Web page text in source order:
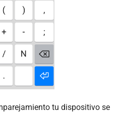
tu dispositivo se